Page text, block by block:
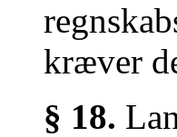
kræver
§ 18.